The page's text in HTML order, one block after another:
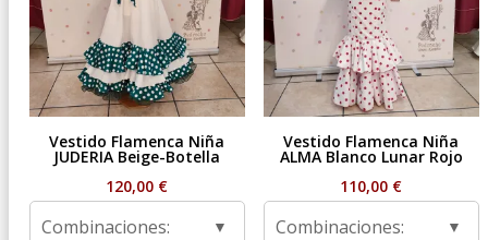
Vestido Flamenca Niña
JUDERIA Beige-Botella
120,00 €
Combinaciones:
Vestido Flamenca Niña
ALMA Blanco Lunar Rojo
110,00 €
Combinaciones: